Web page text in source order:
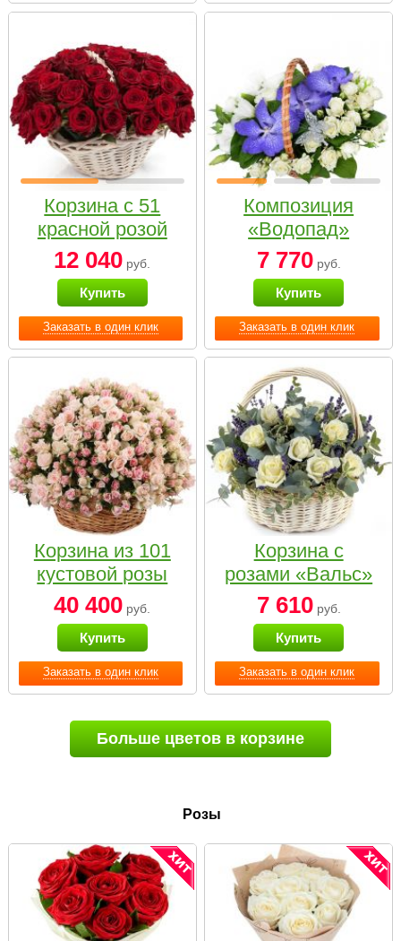
Заказать в один клик
Корзина с 51
красной розой
12 040 руб.
Купить
Заказать в один клик
Композиция
«Водопад»
7 770руб.
Купить
Заказать в один клик
Корзина из 101
кустовой розы
нежных тонов
40 400 руб.
Купить
Заказать в один клик
Корзина с
розами «Вальс»
7 610руб.
Купить
Больше цветов в корзине
Розы